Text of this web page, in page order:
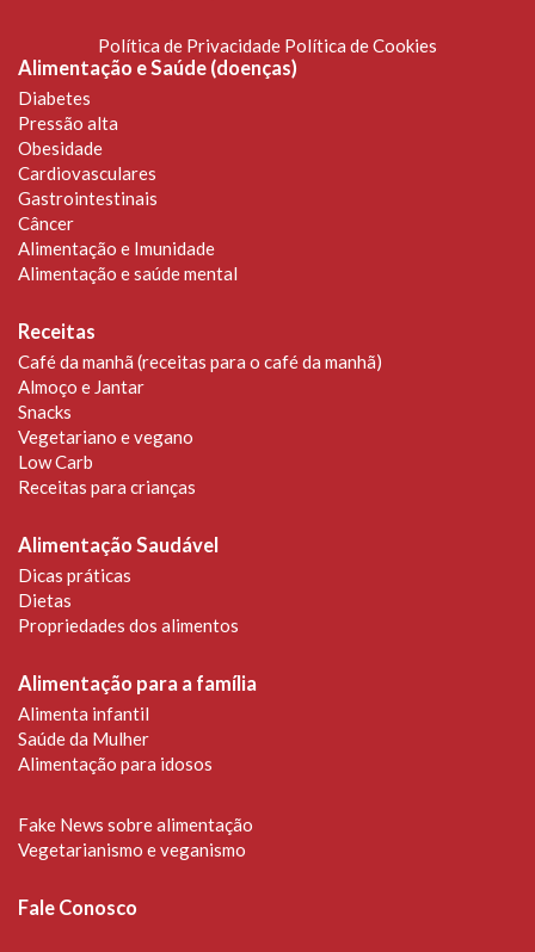
Política de Privacidade Política de Cookies
Alimentação e Saúde (doenças)
Diabetes
Pressão alta
Obesidade
Cardiovasculares
Gastrointestinais
Câncer
Alimentação e Imunidade
Alimentação e saúde mental
Receitas
Café da manhã (receitas para o café da manhã)
Almoço e Jantar
Snacks
Vegetariano e vegano
Low Carb
Receitas para crianças
Alimentação Saudável
Dicas práticas
Dietas
Propriedades dos alimentos
Alimentação para a família
Alimenta infantil
Saúde da Mulher
Alimentação para idosos
Fake News sobre alimentação
Vegetarianismo e veganismo
Fale Conosco